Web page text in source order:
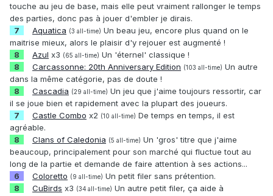
touche au jeu de base, mais elle peut vraiment rallonger le temps
des parties, donc pas à jouer d'embler je dirais.
7
Aquatica (3 all-time) Un beau jeu, encore plus quand on le
maitrise mieux, alors le plaisir d'y rejouer est augmenté !
8
Azul x3 (65 all-time) Un 'éternel' classique !
8
Carcassonne: 20th Anniversary Edition (103 all-time) Un autre
dans la même catégorie, pas de doute !
8
Cascadia (29 all-time) Un jeu que j'aime toujours ressortir, car
il se joue bien et rapidement avec la plupart des joueurs.
7
Castle Combo x2 (10 all-time) De temps en temps, il est
agréable.
8
Clans of Caledonia (5 all-time) Un 'gros' titre que j'aime
beaucoup, principalement pour son marché qui fluctue tout au
long de la partie et demande de faire attention à ses actions...
6
Coloretto (9 all-time) Un petit filer sans prétention.
8
CuBirds x3 (34 all-time) Un autre petit filer, ça aide à